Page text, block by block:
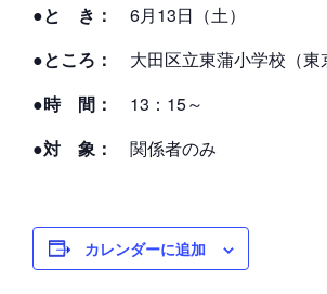
●と き：
6月13日（土）
●ところ：
大田区立東蒲小学校（東
●時 間：
13：15～
●対 象：
関係者のみ
カレンダーに追加